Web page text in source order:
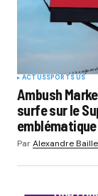
ACTUSSPORTS US
Ambush
surfe sur le
ParAlexandre